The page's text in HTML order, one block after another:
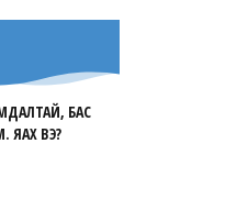
БАС
ЯАХ ВЭ?